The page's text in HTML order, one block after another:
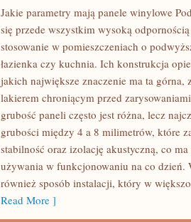
Jakie parametry mają panele winylowe
się przede wszystkim wysoką
stosowanie w pomieszczeniach o
łazienka czy kuchnia. Ich konstrukcja
jakich największe znaczenie ma ta górna,
lakierem chroniącym przed
grubość paneli często jest różna, lecz
grubości między 4 a 8 milimetrów, które
stabilność oraz izolację akustyczną, co
używania w funkcjonowaniu na co dzień.
również sposób instalacji, który w
Read More ]